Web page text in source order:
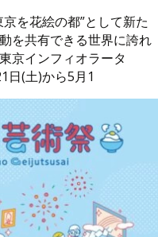
を花絵の都”として新た
を共有できる世界に誇れ
京インフィオラータ
日(土)から5月1